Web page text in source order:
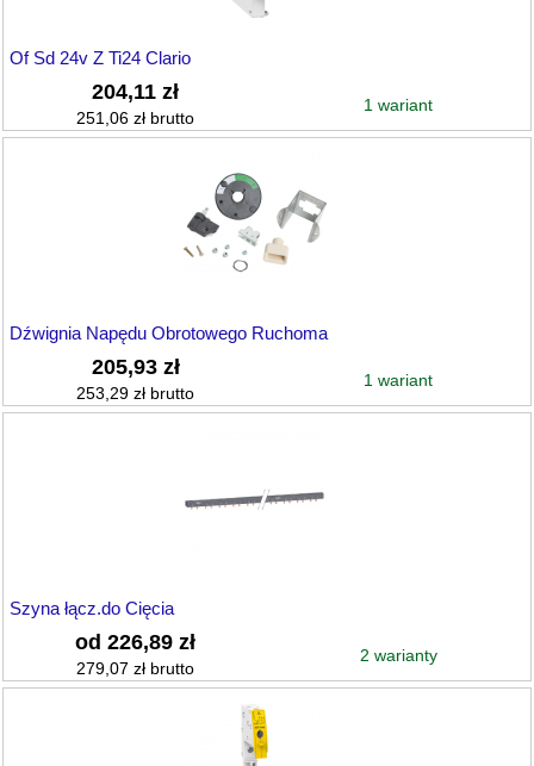
Of Sd 24v Z Ti24 Clario
204,11 zł
251,06 zł brutto
1 wariant
Dźwignia Napędu Obrotowego Ruchoma
205,93 zł
253,29 zł brutto
1 wariant
Szyna łącz.do Cięcia
od 226,89 zł
279,07 zł brutto
2 warianty